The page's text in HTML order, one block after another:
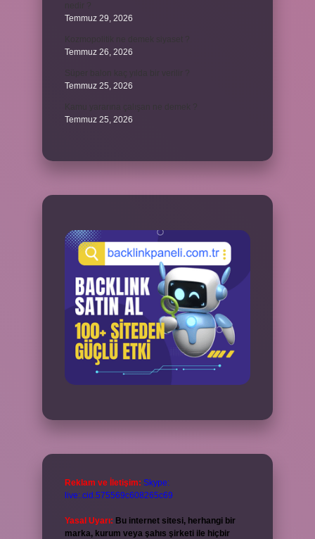
Temmuz 29, 2026
Temmuz 26, 2026
Temmuz 25, 2026
Temmuz 25, 2026
Reklam ve İletişim: Skype:
live:.cid.575569c608265c69
Yasal Uyarı: Bu internet sitesi, herhangi bir
marka, kurum veya şahıs şirketi ile hiçbir